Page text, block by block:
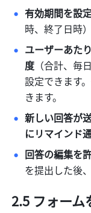
有効期間を設
時、終了日時
ユーザーあた
度 （合計、
設定できます
きます。
新しい回答が
にリマインド
回答の編集を
を提出した後
2.5 フォーム